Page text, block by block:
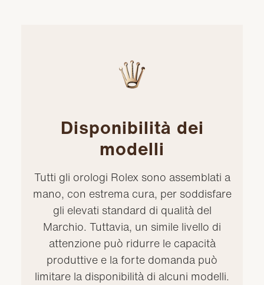
Disponibilità dei
modelli
Tutti gli orologi Rolex sono assemblati a
mano, con estrema cura, per soddisfare
gli elevati standard di qualità del
Marchio. Tuttavia, un simile livello di
attenzione può ridurre le capacità
produttive e la forte domanda può
limitare la disponibilità di alcuni modelli.